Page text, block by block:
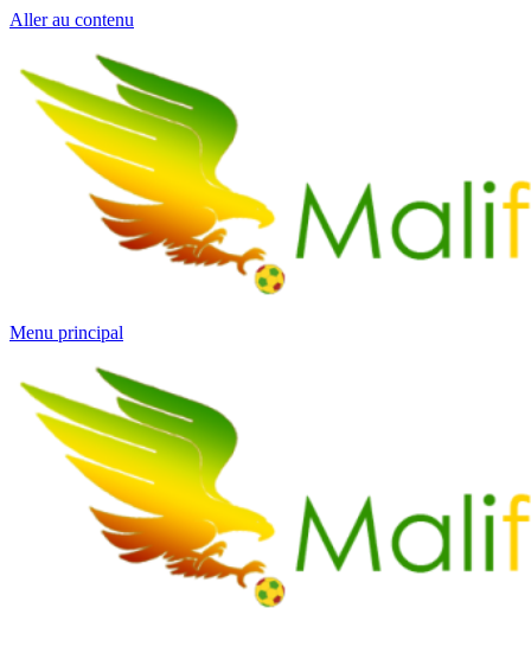
Aller au contenu
Menu principal